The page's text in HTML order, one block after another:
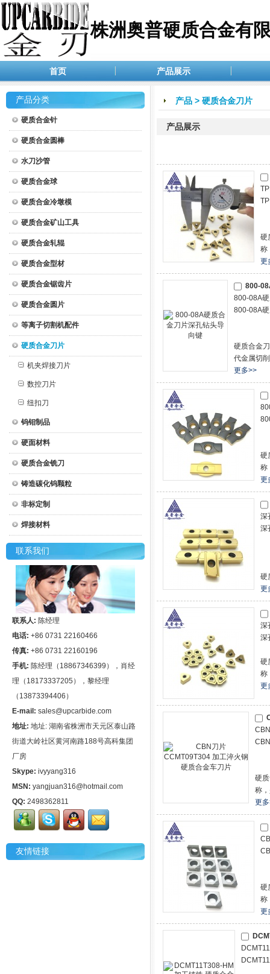
株洲奥普硬质合金有
首页 产品展示
产品分类
硬质合金针
硬质合金圆棒
水刀沙管
硬质合金球
硬质合金冷墩模
硬质合金矿山工具
硬质合金轧辊
硬质合金型材
硬质合金锯齿片
硬质合金圆片
等离子切割机配件
硬质合金刀片
机夹焊接刀片
数控刀片
纽扣刀
钨钼制品
硬面材料
硬质合金铣刀
铸造碳化钨颗粒
非标定制
焊接材料
联系我们
联系人: 陈经理
电话: +86 0731 22160466
传真: +86 0731 22160196
手机: 陈经理（18867346399），肖经
理（18173337205），黎经理
（13873394406）
E-mail: sales@upcarbide.com
地址: 地址: 湖南省株洲市天元区泰山路
街道大岭社区黄河南路188号高科集团
厂房
Skype: ivyyang316
MSN: yangjuan316@hotmail.com
QQ: 2498362811
友情链接
产品 > 硬质合金刀片
产品展示
硬
称
更
800-
800-08A
800-08A
硬质合金
代金属切
更多>>
硬
称
更
深
深
硬
更
深
深
硬
称
更
硬
称
更
硬
称
更